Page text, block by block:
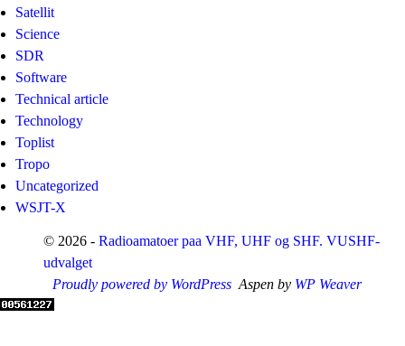
Satellit
Science
SDR
Software
Technical article
Technology
Toplist
Tropo
Uncategorized
WSJT-X
© 2026 - Radioamatoer paa VHF, UHF og SHF. VUSHF-
udvalget
Proudly powered by WordPress Aspen by WP Weaver